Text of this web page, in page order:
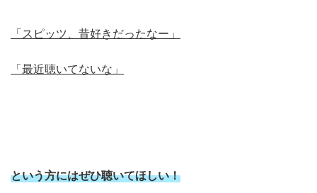
「スピッツ、昔好きだったなー」
「最近聴いてないな」
という方にはぜひ聴いてほしい！